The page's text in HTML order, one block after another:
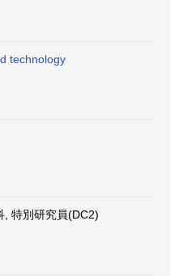
technology
, 特別研究員(DC2)